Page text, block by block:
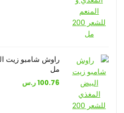
مل
100.76ر.س